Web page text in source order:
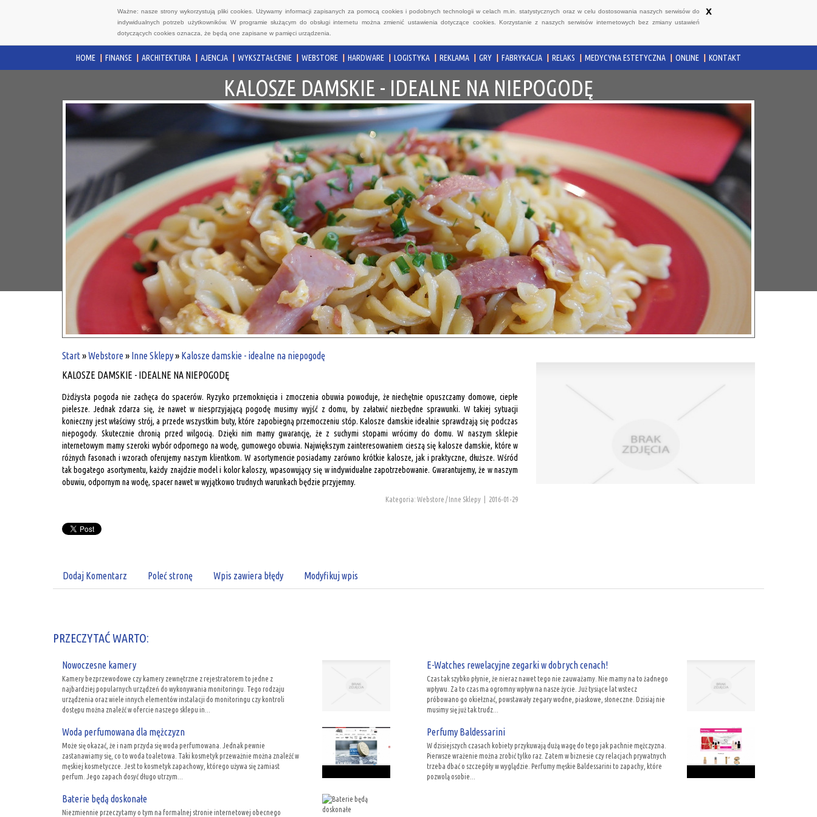
Ważne: nasze strony wykorzystują pliki cookies. Używamy informacji zapisanych za pomocą cookies i podobnych technologii w celach m.in. statystycznych oraz w celu dostosowania naszych serwisów do
indywidualnych potrzeb użytkowników. W programie służącym do obsługi internetu można zmienić ustawienia dotyczące cookies. Korzystanie z naszych serwisów internetowych bez zmiany ustawień
dotyczących cookies oznacza, że będą one zapisane w pamięci urządzenia.
x
HOME FINANSE ARCHITEKTURA AJENCJA WYKSZTAŁCENIE WEBSTORE HARDWARE LOGISTYKA REKLAMA GRY FABRYKACJA RELAKS MEDYCYNA ESTETYCZNA ONLINE KONTAKT
KALOSZE DAMSKIE - IDEALNE NA NIEPOGODĘ
Start»Webstore» Inne Sklepy» Kalosze damskie - idealne na niepogodę
KALOSZE DAMSKIE - IDEALNE NA NIEPOGODĘ
Dżdżysta pogoda nie zachęca do spacerów. Ryzyko przemoknięcia i zmoczenia obuwia powoduje, że niechętnie opuszczamy domowe, ciepłe
pielesze. Jednak zdarza się, że nawet w niesprzyjającą pogodę musimy wyjść z domu, by załatwić niezbędne sprawunki. W takiej sytuacji
konieczny jest właściwy strój, a przede wszystkim buty, które zapobiegną przemoczeniu stóp. Kalosze damskie idealnie sprawdzają się podczas
niepogody. Skutecznie chronią przed wilgocią. Dzięki nim mamy gwarancję, że z suchymi stopami wrócimy do domu. W naszym sklepie
internetowym mamy szeroki wybór odpornego na wodę, gumowego obuwia. Największym zainteresowaniem cieszą się kalosze damskie, które w
różnych fasonach i wzorach oferujemy naszym klientkom. W asortymencie posiadamy zarówno krótkie kalosze, jak i praktyczne, dłuższe. Wśród
tak bogatego asortymentu, każdy znajdzie model i kolor kaloszy, wpasowujący się w indywidualne zapotrzebowanie. Gwarantujemy, że w naszym
obuwiu, odpornym na wodę, spacer nawet w wyjątkowo trudnych warunkach będzie przyjemny.
Kategoria: Webstore / Inne Sklepy 2016-01-29
Dodaj Komentarz Poleć stronę Wpis zawiera błędy Modyfikuj wpis
PRZECZYTAĆ WARTO:
Nowoczesne kamery
Kamery bezprzewodowe czy kamery zewnętrzne z rejestratorem to jedne z
najbardziej popularnych urządzeń do wykonywania monitoringu. Tego rodzaju
urządzenia oraz wiele innych elementów instalacji do monitoringu czy kontroli
dostępu można znaleźć w ofercie naszego sklepu in...
E-Watches rewelacyjne zegarki w dobrych cenach!
Czas tak szybko płynie, że nieraz nawet tego nie zauważamy. Nie mamy na to żadnego
wpływu. Za to czas ma ogromny wpływ na nasze życie. Już tysiące lat wstecz
próbowano go okiełznać, powstawały zegary wodne, piaskowe, słoneczne. Dzisiaj nie
musimy się już tak trudz...
Woda perfumowana dla mężczyzn
Może się okazać, że i nam przyda się woda perfumowana. Jednak pewnie
zastanawiamy się, co to woda toaletowa. Taki kosmetyk przeważnie można znaleźć w
męskiej kosmetyczce. Jest to kosmetyk zapachowy, którego używa się zamiast
perfum. Jego zapach dosyć długo utrzym...
Perfumy Baldessarini
W dzisiejszych czasach kobiety przykuwają dużą wagę do tego jak pachnie mężczyzna.
Pierwsze wrażenie można zrobić tylko raz. Zatem w biznesie czy relacjach prywatnych
trzeba dbać o szczegóły w wyglądzie. Perfumy męskie Baldessarini to zapachy, które
pozwolą osobie...
Baterie będą doskonałe
Niezmiennie przeczytamy o tym na formalnej stronie internetowej obecnego